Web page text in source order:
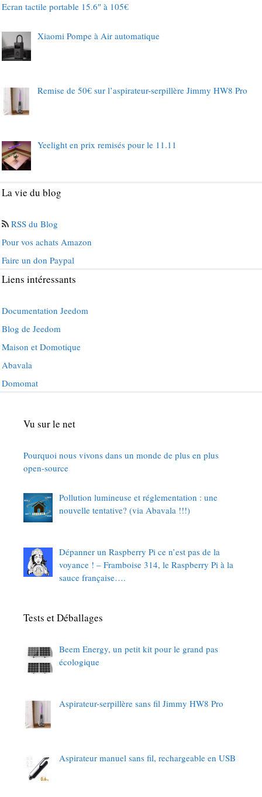
Ecran tactile portable 15.6″ à 105€
Xiaomi Pompe à Air automatique
Remise de 50€ sur l’aspirateur-serpillère Jimmy HW8 Pro
Yeelight en prix remisés pour le 11.11
La vie du blog
RSS du Blog
Pour vos achats Amazon
Faire un don Paypal
Liens intéressants
Documentation Jeedom
Blog de Jeedom
Maison et Domotique
Abavala
Domomat
Vu sur le net
Pourquoi nous vivons dans un monde de plus en plus
open-source
Pollution lumineuse et réglementation : une
nouvelle tentative? (via Abavala !!!)
Dépanner un Raspberry Pi ce n’est pas de la
voyance ! – Framboise 314, le Raspberry Pi à la
sauce française….
Tests et Déballages
Beem Energy, un petit kit pour le grand pas
écologique
Aspirateur-serpillère sans fil Jimmy HW8 Pro
Aspirateur manuel sans fil, rechargeable en USB